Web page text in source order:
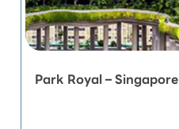
Park Royal – Singapore